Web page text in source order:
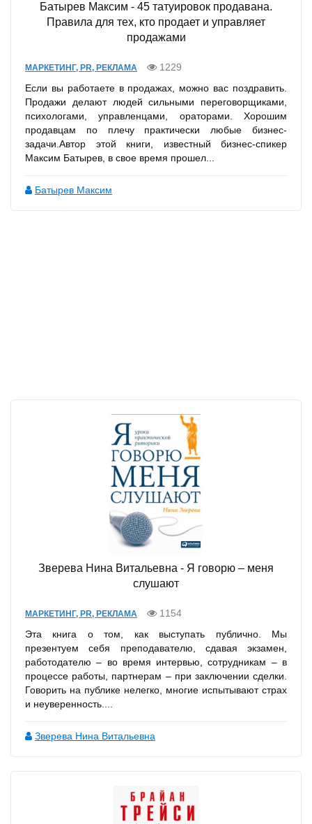
Батырев Максим - 45 татуировок продавана.
Правила для тех, кто продает и управляет
продажами
МАРКЕТИНГ, PR, РЕКЛАМА
1229
Если вы работаете в продажах, можно вас поздравить.
Продажи делают людей сильными переговорщиками,
психологами, управленцами, ораторами. Хорошим
продавцам по плечу практически любые бизнес-
задачи.Автор этой книги, известный бизнес-спикер
Максим Батырев, в свое время прошел...
Батырев Максим
Зверева Нина Витальевна - Я говорю – меня
слушают
МАРКЕТИНГ, PR, РЕКЛАМА
1154
Эта книга о том, как выступать публично. Мы
презентуем себя преподавателю, сдавая экзамен,
работодателю – во время интервью, сотрудникам – в
процессе работы, партнерам – при заключении сделки.
Говорить на публике нелегко, многие испытывают страх
и неуверенность....
Зверева Нина Витальевна